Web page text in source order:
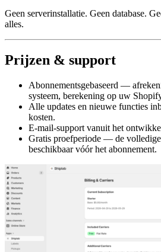
Geen serverinstallatie. Geen database.
alles.
Prijzen & support
Abonnementsgebaseerd —
systeem, berekening op uw
Alle updates en nieuwe functies
kosten.
E-mail-support vanuit het
Gratis proefperiode — de
beschikbaar vóór het abonnement.